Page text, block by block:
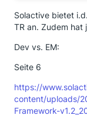
Solactive bietet
TR an. Zudem hat
Dev vs. EM:
Seite 6
https://
content/uploads/
Framework-